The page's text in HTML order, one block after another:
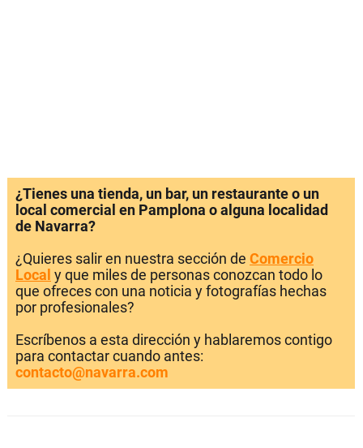
¿Tienes una tienda, un bar, un restaurante o un
local comercial en Pamplona o alguna localidad
de Navarra?
¿Quieres salir en nuestra sección de Comercio
Local y que miles de personas conozcan todo lo
que ofreces con una noticia y fotografías hechas
por profesionales?
Escríbenos a esta dirección y hablaremos contigo
para contactar cuando antes:
contacto@navarra.com